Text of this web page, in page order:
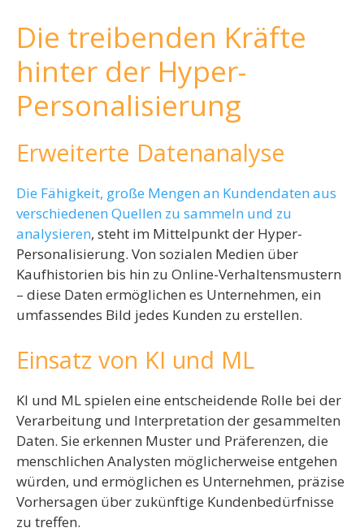
Die treibenden Kräfte
hinter der Hyper-
Personalisierung
Erweiterte Datenanalyse
Die Fähigkeit, große Mengen an Kundendaten aus
verschiedenen Quellen zu sammeln und zu
analysieren, steht im Mittelpunkt der Hyper-
Personalisierung. Von sozialen Medien über
Kaufhistorien bis hin zu Online-Verhaltensmustern
– diese Daten ermöglichen es Unternehmen, ein
umfassendes Bild jedes Kunden zu erstellen.
Einsatz von KI und ML
KI und ML spielen eine entscheidende Rolle bei der
Verarbeitung und Interpretation der gesammelten
Daten. Sie erkennen Muster und Präferenzen, die
menschlichen Analysten möglicherweise entgehen
würden, und ermöglichen es Unternehmen, präzise
Vorhersagen über zukünftige Kundenbedürfnisse
zu treffen.